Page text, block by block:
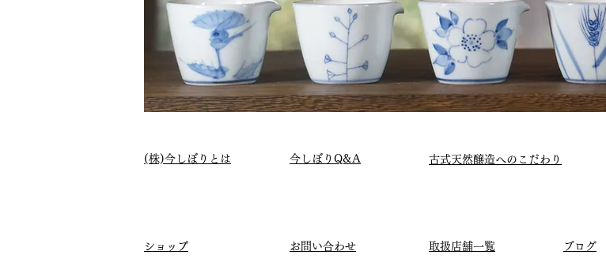
(株)今しぼりとは 今しぼりQ&A 古式天然醸造へのこだわり
ショップ ​お問い合わせ 取扱店舗一覧 ブログ